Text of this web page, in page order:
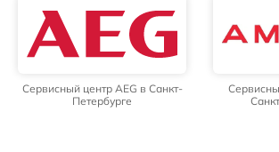
Сервисный центр AEG в Санкт-
Петербурге